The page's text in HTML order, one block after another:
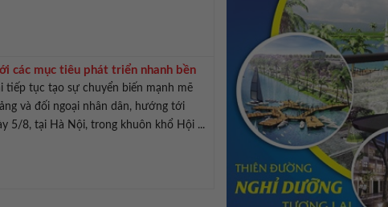
các mục tiêu phát triển nhanh bền
tiếp tục tạo sự chuyển biến mạnh mẽ
và đối ngoại nhân dân, hướng tới
5/8, tại Hà Nội, trong khuôn khổ Hội ...